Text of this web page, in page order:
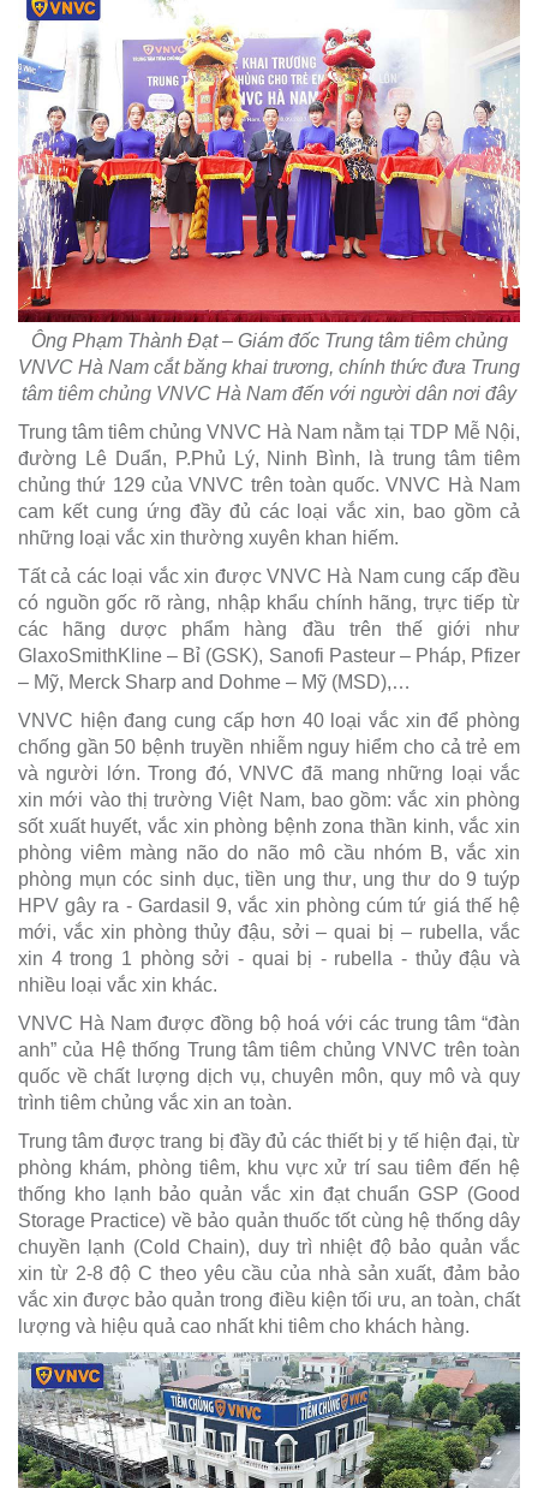
Ông Phạm Thành Đạt – Giám đốc Trung tâm tiêm chủng
VNVC Hà Nam cắt băng khai trương, chính thức đưa Trung
tâm tiêm chủng VNVC Hà Nam đến với người dân nơi đây
Trung tâm tiêm chủng VNVC Hà Nam nằm tại TDP Mễ Nội,
đường Lê Duẩn, P.Phủ Lý, Ninh Bình, là trung tâm tiêm
chủng thứ 129 của VNVC trên toàn quốc. VNVC Hà Nam
cam kết cung ứng đầy đủ các loại vắc xin, bao gồm cả
những loại vắc xin thường xuyên khan hiếm.
Tất cả các loại vắc xin được VNVC Hà Nam cung cấp đều
có nguồn gốc rõ ràng, nhập khẩu chính hãng, trực tiếp từ
các hãng dược phẩm hàng đầu trên thế giới như
GlaxoSmithKline – Bỉ (GSK), Sanofi Pasteur – Pháp, Pfizer
– Mỹ, Merck Sharp and Dohme – Mỹ (MSD),…
VNVC hiện đang cung cấp hơn 40 loại vắc xin để phòng
chống gần 50 bệnh truyền nhiễm nguy hiểm cho cả trẻ em
và người lớn. Trong đó, VNVC đã mang những loại vắc
xin mới vào thị trường Việt Nam, bao gồm: vắc xin phòng
sốt xuất huyết, vắc xin phòng bệnh zona thần kinh, vắc xin
phòng viêm màng não do não mô cầu nhóm B, vắc xin
phòng mụn cóc sinh dục, tiền ung thư, ung thư do 9 tuýp
HPV gây ra - Gardasil 9, vắc xin phòng cúm tứ giá thế hệ
mới, vắc xin phòng thủy đậu, sởi – quai bị – rubella, vắc
xin 4 trong 1 phòng sởi - quai bị - rubella - thủy đậu và
nhiều loại vắc xin khác.
VNVC Hà Nam được đồng bộ hoá với các trung tâm “đàn
anh” của Hệ thống Trung tâm tiêm chủng VNVC trên toàn
quốc về chất lượng dịch vụ, chuyên môn, quy mô và quy
trình tiêm chủng vắc xin an toàn.
Trung tâm được trang bị đầy đủ các thiết bị y tế hiện đại, từ
phòng khám, phòng tiêm, khu vực xử trí sau tiêm đến hệ
thống kho lạnh bảo quản vắc xin đạt chuẩn GSP (Good
Storage Practice) về bảo quản thuốc tốt cùng hệ thống dây
chuyền lạnh (Cold Chain), duy trì nhiệt độ bảo quản vắc
xin từ 2-8 độ C theo yêu cầu của nhà sản xuất, đảm bảo
vắc xin được bảo quản trong điều kiện tối ưu, an toàn, chất
lượng và hiệu quả cao nhất khi tiêm cho khách hàng.